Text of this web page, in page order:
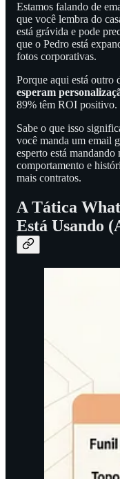
Estamos falando de
que você lembra do
está grávida e pode
que o Pedro está
fotos corporativas.
Porque aqui está outro
esperam
89% têm ROI positivo.
Sabe o que isso
você manda um email
esperto está mandando
comportamento e
mais contratos.
A Tática
Está Usando